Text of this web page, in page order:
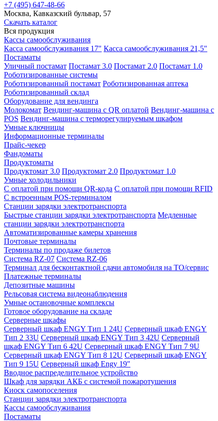
+7 (495) 647-48-66
Москва, Кавказский бульвар, 57
Скачать каталог
Вся продукция
Кассы самообслуживания
Касса самообслуживания 17" Касса самообслуживания 21,5"
Постаматы
Уличный постамат Постамат 3.0 Постамат 2.0 Постамат 1.0
Роботизированные системы
Роботизированный постамат Роботизированная аптека
Роботизированный склад
Оборудование для вендинга
Молокомат Вендинг-машина с QR оплатой Вендинг-машина с
POS Вендинг-машина с терморегулируемым шкафом
Умные ключницы
Информационные терминалы
Прайс-чекер
Фандоматы
Продуктоматы
Продуктомат 3.0 Продуктомат 2.0 Продуктомат 1.0
Умные холодильники
С оплатой при помощи QR-кода С оплатой при помощи RFID
С встроенным POS-терминалом
Станции зарядки электротранспорта
Быстрые станции зарядки электротранспорта Медленные
станции зарядки электротранспорта
Автоматизированные камеры хранения
Почтовые терминалы
Терминалы по продаже билетов
Система RZ-07 Система RZ-06
Терминал для бесконтактной сдачи автомобиля на ТО/сервис
Платежные терминалы
Депозитные машины
Рельсовая система видеонаблюдения
Умные остановочные комплексы
Готовое оборудование на складе
Серверные шкафы
Серверный шкаф ENGY Тип 1 24U Серверный шкаф ENGY
Тип 2 33U Серверный шкаф ENGY Тип 3 42U Серверный
шкаф ENGY Тип 6 42U Серверный шкаф ENGY Тип 7 9U
Серверный шкаф ENGY Тип 8 12U Серверный шкаф ENGY
Тип 9 15U Серверный шкаф Engy 19″
Вводное распределительное устройство
Шкаф для зарядки АКБ с системой пожаротушения
Киоск самопоселения
Станции зарядки электротранспорта
Кассы самообслуживания
Постаматы